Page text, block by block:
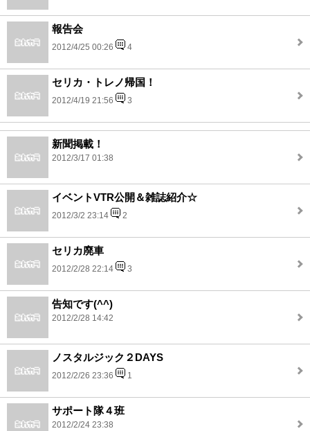
報告会
2012/4/25 00:26 4
セリカ・トレノ帰国！
2012/4/19 21:56 3
新聞掲載！
2012/3/17 01:38
イベントVTR公開＆雑誌紹介☆
2012/3/2 23:14 2
セリカ廃車
2012/2/28 22:14 3
告知です(^^)
2012/2/28 14:42
ノスタルジック２DAYS
2012/2/26 23:36 1
サポート隊４班
2012/2/24 23:38